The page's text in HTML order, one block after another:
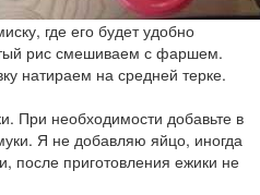
где его будет удобно
рис смешиваем с фаршем.
натираем на средней терке.
При необходимости добавьте в
Я не добавляю яйцо, иногда
после приготовления ежики не